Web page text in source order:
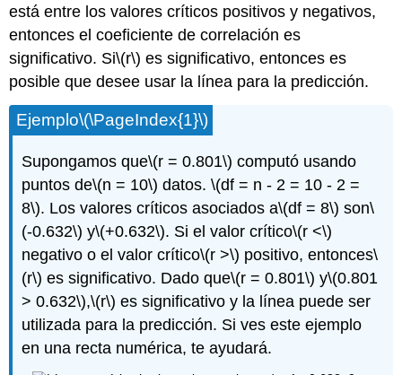
está entre los valores críticos positivos y negativos,
entonces el coeficiente de correlación es
significativo. Si\(r\) es significativo, entonces es
posible que desee usar la línea para la predicción.
Ejemplo\(\PageIndex{1}\)
Supongamos que\(r = 0.801\) computó usando
puntos de\(n = 10\) datos.\(df = n - 2 = 10 - 2 =
8\). Los valores críticos asociados a\(df = 8\) son\
(-0.632\) y\(+0.632\). Si el valor crítico\(r <\)
negativo o el valor crítico\(r >\) positivo, entonces\
(r\) es significativo. Dado que\(r = 0.801\) y\(0.801
> 0.632\),\(r\) es significativo y la línea puede ser
utilizada para la predicción. Si ves este ejemplo
en una recta numérica, te ayudará.